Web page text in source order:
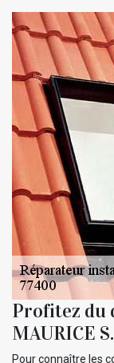
Profitez du
MAURICE
Pour connaître les